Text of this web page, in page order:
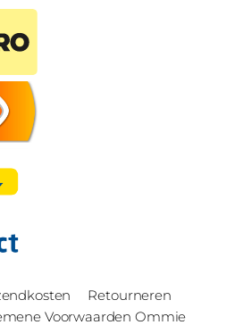
Retourneren
Voorwaarden Ommie